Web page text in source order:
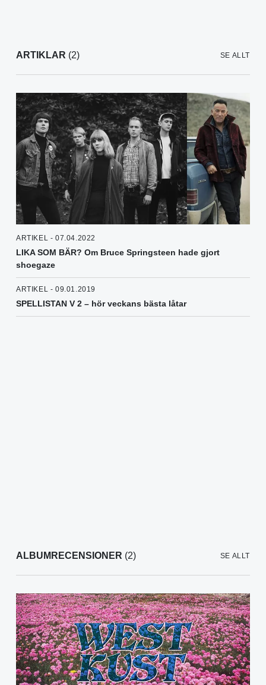
ARTIKLAR (2) SE ALLT
ARTIKEL - 07.04.2022
LIKA SOM BÄR? Om Bruce Springsteen hade gjort
shoegaze
ARTIKEL - 09.01.2019
SPELLISTAN V 2 – hör veckans bästa låtar
ALBUMRECENSIONER (2) SE ALLT